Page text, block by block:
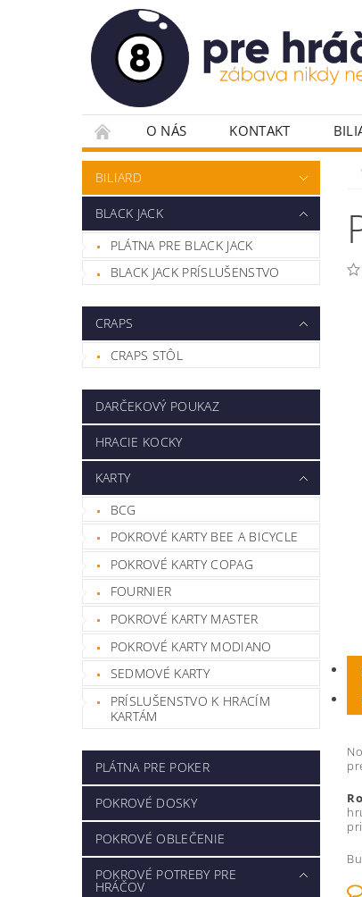
O NÁS KONTAKT
PLÁTNA PRE POKER
POKROVÉ
POKROVÉ STOLY
RULETA
VYBAVENIE HERNÍ
ŽETÓNY
BILIARD
BLACK JACK
PLÁTNA PRE BLACK JACK
BLACK JACK PRÍSLUŠENSTVO
CRAPS
CRAPS STÔL
DARČEKOVÝ POUKAZ
HRACIE KOCKY
KARTY
BCG
POKROVÉ KARTY BEE A BICYCLE
POKROVÉ KARTY COPAG
FOURNIER
POKROVÉ KARTY MASTER
POKROVÉ KARTY MODIANO
SEDMOVÉ KARTY
PRÍSLUŠENSTVO K HRACÍM
KARTÁM
PLÁTNA PRE POKER
POKROVÉ DOSKY
POKROVÉ OBLEČENIE
POKROVÉ POTREBY PRE
HRÁČOV